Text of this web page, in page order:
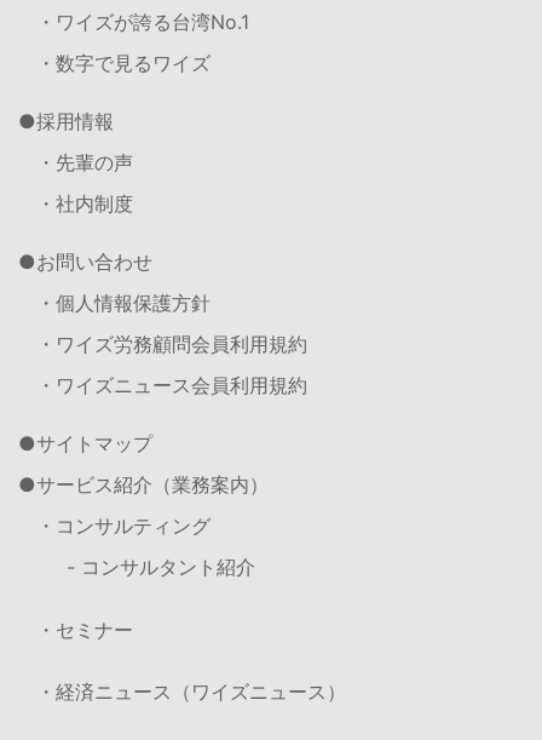
・ワイズが誇る台湾No.1
・数字で見るワイズ
採用情報
・先輩の声
・社内制度
お問い合わせ
・個人情報保護方針
・ワイズ労務顧問会員利用規約
・ワイズニュース会員利用規約
サイトマップ
サービス紹介（業務案内）
・コンサルティング
- コンサルタント紹介
・セミナー
・経済ニュース（ワイズニュース）